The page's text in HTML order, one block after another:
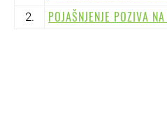
2.
POJAŠNJENJE POZIVA